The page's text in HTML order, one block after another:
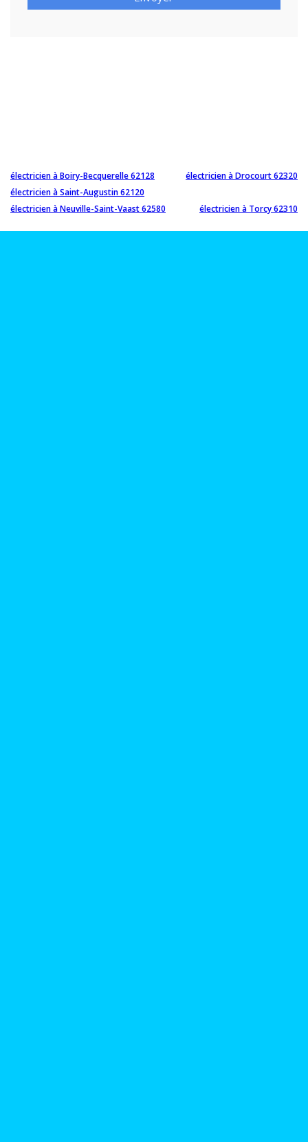
électricien à Boiry-Becquerelle 62128
électricien à Drocourt 62320
électricien à Saint-Augustin 62120
électricien à Neuville-Saint-Vaast 62580
électricien à Torcy 62310